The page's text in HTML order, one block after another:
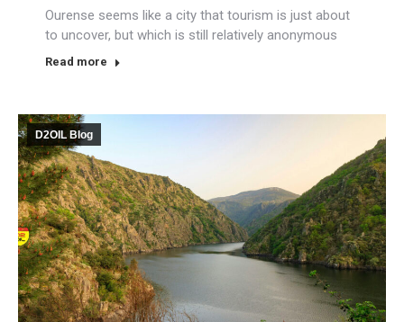
Ourense seems like a city that tourism is just about
to uncover, but which is still relatively anonymous
Read more
D2OIL Blog